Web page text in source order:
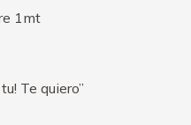
1mt
Te quiero”